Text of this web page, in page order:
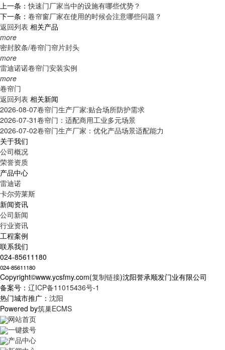
上一条：快速门厂家当中的设施有哪些优势？
下一条： 卷帘窗厂家在使用的时候会注意哪些问题？
返回列表 相关产品
more
密封胶条/卷帘门帘片封头
more
雷迪诺诺卷帘门安装实例
more
卷帘门
返回列表 相关新闻
2026-08-07卷帘门生产厂家:贴合场所防护需求
2026-07-31卷帘门：适配商用工业多元场景
2026-07-02卷帘门生产厂家：优化产品场景适配能力
关于我们
公司概况
荣誉资质
产品中心
雷迪诺
卡尔劳莱斯
新闻资讯
公司新闻
行业资讯
工程案例
联系我们
024-85611180
024-85611180
Copyright©www.ycsfmy.com(复制链接)沈阳誉承顺发门业有限公司
备案号： 辽ICP备11015436号-1
热门城市推广： 沈阳
Powered by筑巢ECMS
网站首页
一键拨号
产品中心